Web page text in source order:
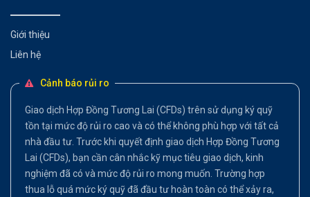
Giới thiệu
Liên hệ
Cảnh báo rủi ro
Giao dịch Hợp Đồng Tương Lai (CFDs) trên sử dụng ký quỹ
tồn tại mức độ rủi ro cao và có thể không phù hợp với tất cả
nhà đầu tư. Trước khi quyết định giao dịch Hợp Đồng Tương
Lai (CFDs), bạn cần cân nhắc kỹ mục tiêu giao dịch, kinh
nghiệm đã có và mức độ rủi ro mong muốn. Trường hợp
thua lỗ quá mức ký quỹ đã đầu tư hoàn toàn có thể xảy ra,